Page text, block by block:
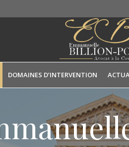
DOMAINES D’INTERVENTION